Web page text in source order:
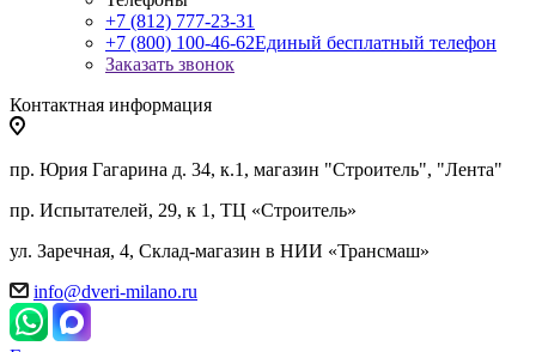
+7 (812) 777-23-31
+7 (800) 100-46-62Единый бесплатный телефон
Заказать звонок
Контактная информация
пр. Юрия Гагарина д. 34, к.1, магазин "Строитель", "Лента"
пр. Испытателей, 29, к 1, ТЦ «Строитель»
ул. Заречная, 4, Склад-магазин в НИИ «Трансмаш»
info@dveri-milano.ru